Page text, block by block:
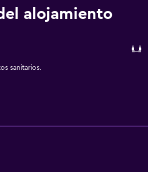
alojamiento
sanitarios.